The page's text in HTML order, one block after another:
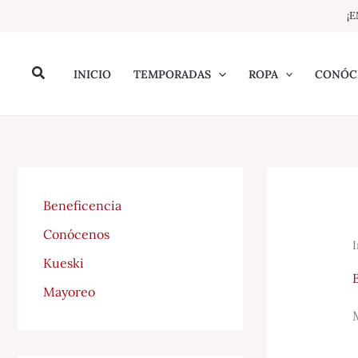
BuscarINICIO TEMPORADAS ROPA
Beneficencia
Conócenos
Kueski
Mayoreo